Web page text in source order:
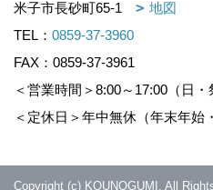
米子市長砂町65-1
地図
TEL： 0859-37-3960
FAX：0859-37-3961
＜営業時間＞8:00～17:00（日
＜定休日＞年中無休（年末年始
Copyright (c) KOUNOGUMI. All